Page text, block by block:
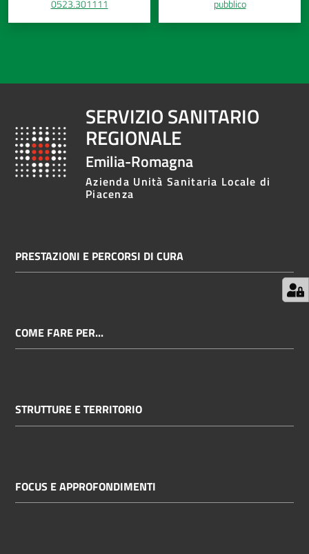
0523.301111 pubblico
SERVIZIO SANITARIO
REGIONALE
Emilia-Romagna
Azienda Unità Sanitaria Locale di
Piacenza
PRESTAZIONI E PERCORSI DI CURA
COME FARE PER...
STRUTTURE E TERRITORIO
FOCUS E APPROFONDIMENTI